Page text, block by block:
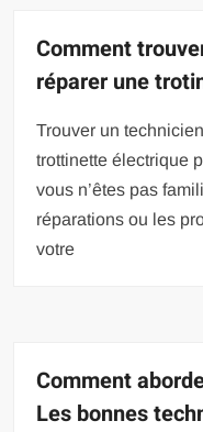
Comment
réparer une
Trouver un
trottinette électrique
vous n’êtes pas
réparations ou les
votre
Comment
Les bonnes